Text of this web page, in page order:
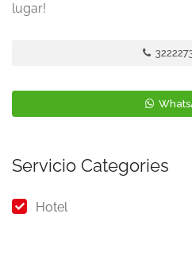
lugar!
Servicio Categories
Hotel